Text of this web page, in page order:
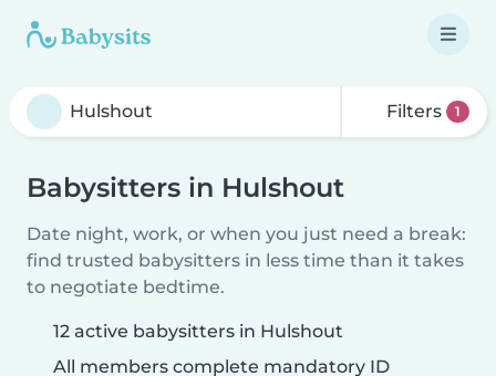
Filters 1
Babysitters in Hulshout
Date night, work, or when you just need a break:
find trusted babysitters in less time than it takes
to negotiate bedtime.
12 active babysitters in Hulshout
All members complete mandatory ID